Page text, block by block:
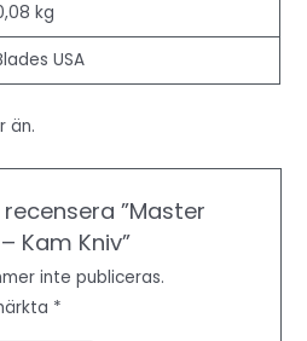
kg
USA
än.
”Master
Kam Kniv”
inte publiceras.
*